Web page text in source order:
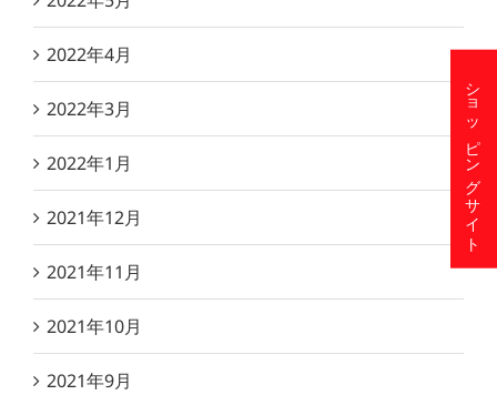
2022年4月
2022年3月
2022年1月
2021年12月
2021年11月
2021年10月
2021年9月
ショッピングサイト